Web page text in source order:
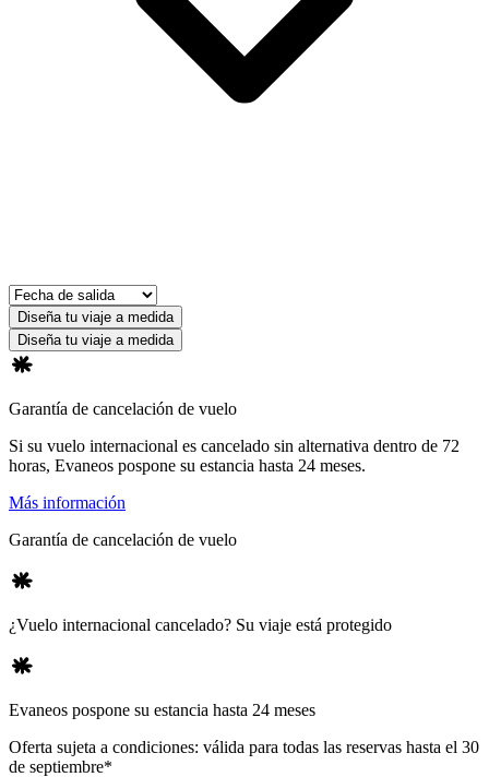
Diseña tu viaje a medida
Diseña tu viaje a medida
Garantía de cancelación de vuelo
Si su vuelo internacional es cancelado sin alternativa dentro de 72
horas, Evaneos pospone su estancia hasta 24 meses.
Más información
Garantía de cancelación de vuelo
¿Vuelo internacional cancelado? Su viaje está protegido
Evaneos pospone su estancia hasta 24 meses
Oferta sujeta a condiciones: válida para todas las reservas hasta el 30
de septiembre*